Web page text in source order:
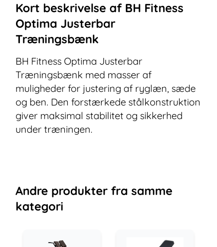
Kort beskrivelse af BH Fitness
Optima Justerbar
Træningsbænk
BH Fitness Optima Justerbar
Træningsbænk med masser af
muligheder for justering af ryglæn, sæde
og ben. Den forstærkede stålkonstruktion
giver maksimal stabilitet og sikkerhed
under træningen.
Andre produkter fra samme
kategori